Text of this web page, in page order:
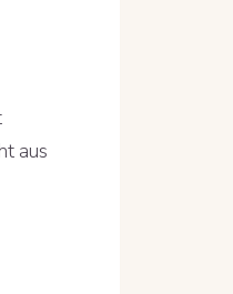
aus